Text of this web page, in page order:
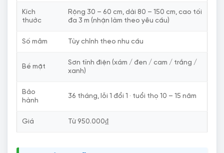
Kích
thước
Rộng 30 – 60 cm, dài 80 – 150 cm, cao tối
đa 3 m (nhận làm theo yêu cầu)
Số mâm Tùy chỉnh theo nhu cầu
Bề mặt
Sơn tĩnh điện (xám / đen / cam / trắng /
xanh)
Bảo
hành
36 tháng, lỗi 1 đổi 1 · tuổi thọ 10 – 15 năm
Giá Từ 950.000₫